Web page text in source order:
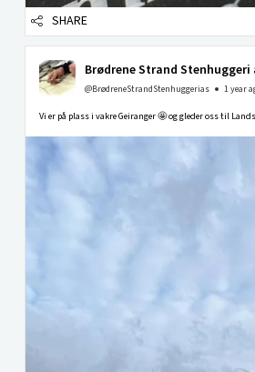
SHARE
Brødrene Strand Stenhuggeri
@BrødreneStrandStenhuggerias 1 year
Vi er på plass i vakre Geiranger 🤩 og gleder oss til